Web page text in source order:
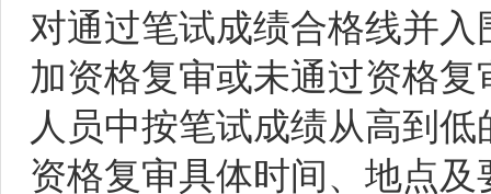
对通过笔试成绩合格线并
加资格复审或未通过资格
人员中按笔试成绩从高到
资格复审具体时间、地点